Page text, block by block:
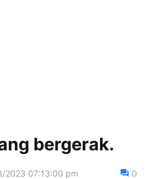
bergerak.
2023 07:13:00 pm 0